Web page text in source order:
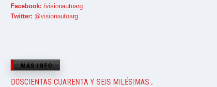
Facebook: /visionautoarg
Twitter: @visionautoarg
MÁS INFO
DOSCIENTAS CUARENTA Y SEIS MILÉSIMAS…